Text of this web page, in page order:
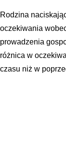
Rodzina
oczekiwania
prowadzenia
różnica w
czasu niż w